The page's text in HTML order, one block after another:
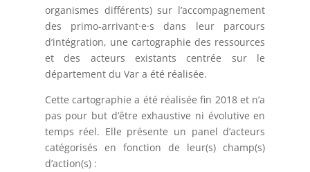
organismes différents) sur l’accompagnement
des primo-arrivant·e·s dans leur parcours
d’intégration, une cartographie des ressources
et des acteurs existants centrée sur le
département du Var a été réalisée.
Cette cartographie a été réalisée fin 2018 et n’a
pas pour but d’être exhaustive ni évolutive en
temps réel. Elle présente un panel d’acteurs
catégorisés en fonction de leur(s) champ(s)
d’action(s) :